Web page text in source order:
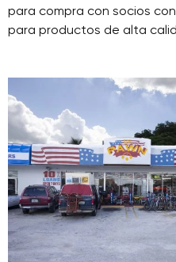
para compra con socios
para productos de alta